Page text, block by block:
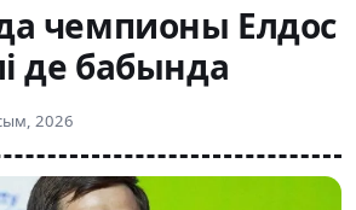
чемпионы Елдос
де бабында
2026